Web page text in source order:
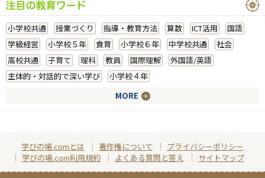
小学校共通 授業づくり 指導・教育方法 算数 ICT活用
国語
学級経営
小学校５年 食育 小学校６年 中学校共通
社会
高校共通
子育て 理科 教員 国際理解
外国語/英語
主体的・対話的で深い学び
小学校４年
MORE
学びの場.comとは 著作権について
プライバシーポリシー
学びの場.com利用規約
よくある質問と答え サイトマップ